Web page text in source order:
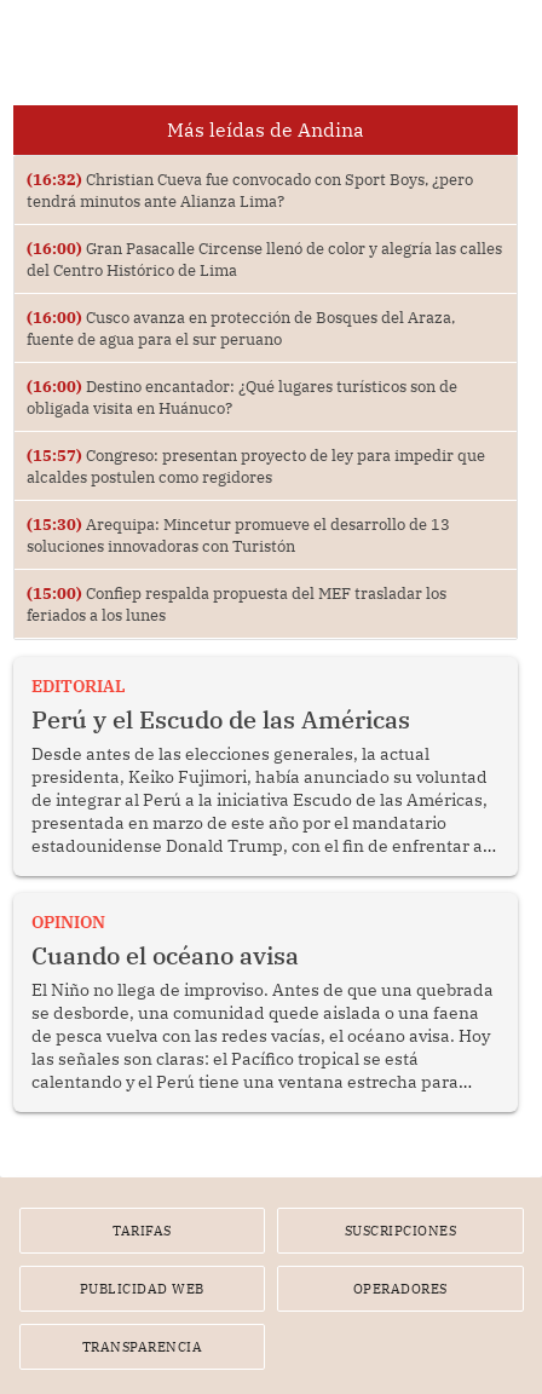
Más leídas de Andina
(16:32) Christian Cueva fue convocado con Sport Boys, ¿pero
tendrá minutos ante Alianza Lima?
(16:00) Gran Pasacalle Circense llenó de color y alegría las calles
del Centro Histórico de Lima
(16:00) Cusco avanza en protección de Bosques del Araza,
fuente de agua para el sur peruano
(16:00) Destino encantador: ¿Qué lugares turísticos son de
obligada visita en Huánuco?
(15:57) Congreso: presentan proyecto de ley para impedir que
alcaldes postulen como regidores
(15:30) Arequipa: Mincetur promueve el desarrollo de 13
soluciones innovadoras con Turistón
(15:00) Confiep respalda propuesta del MEF trasladar los
feriados a los lunes
EDITORIAL
Perú y el Escudo de las Américas
Desde antes de las elecciones generales, la actual
presidenta, Keiko Fujimori, había anunciado su voluntad
de integrar al Perú a la iniciativa Escudo de las Américas,
presentada en marzo de este año por el mandatario
estadounidense Donald Trump, con el fin de enfrentar al
OPINION
Cuando el océano avisa
El Niño no llega de improviso. Antes de que una quebrada
se desborde, una comunidad quede aislada o una faena
de pesca vuelva con las redes vacías, el océano avisa. Hoy
las señales son claras: el Pacífico tropical se está
calentando y el Perú tiene una ventana estrecha para
TARIFAS SUSCRIPCIONES
PUBLICIDAD WEB OPERADORES
TRANSPARENCIA